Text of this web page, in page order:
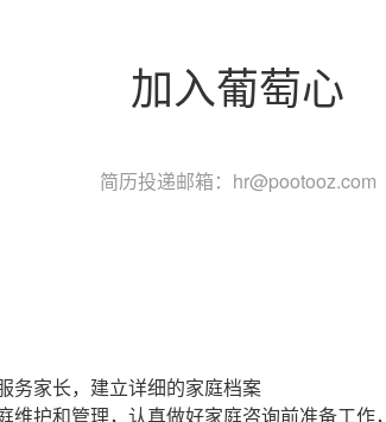
加入葡萄心
简历投递邮箱：hr@pootooz.com
务家长，建立详细的家庭档案
维护和管理，认真做好家庭咨询前准备工